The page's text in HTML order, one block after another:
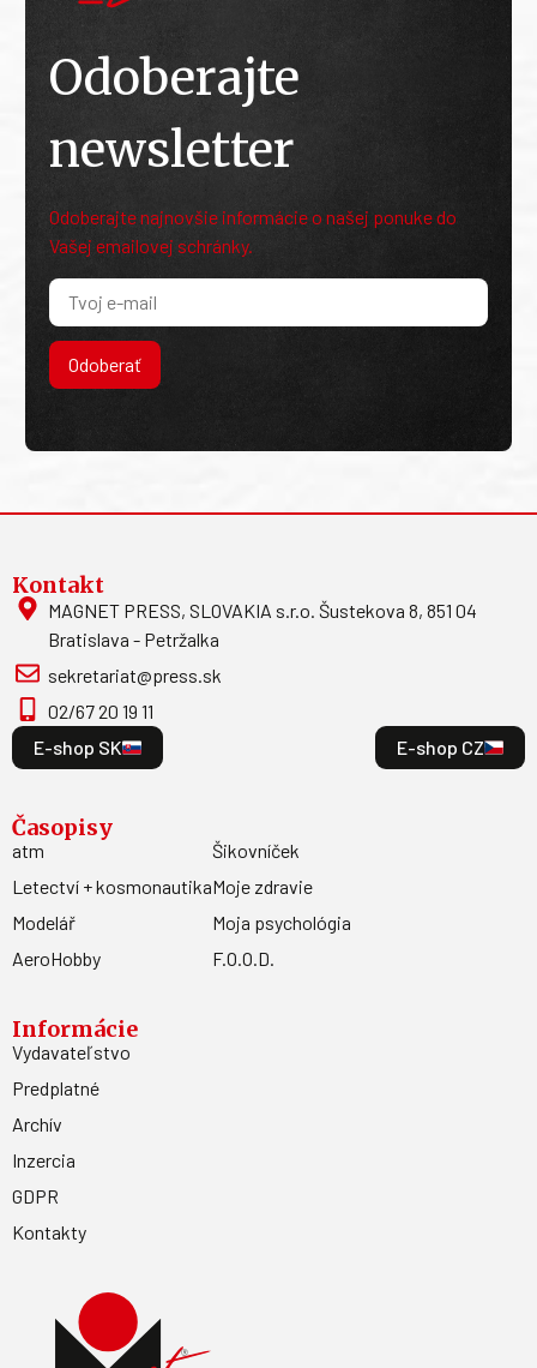
Odoberajte
newsletter
Odoberajte najnovšie informácie o našej ponuke do
Vašej emailovej schránky.
Odoberať
Kontakt
MAGNET PRESS, SLOVAKIA s.r.o. Šustekova 8, 851 04
Bratislava - Petržalka
sekretariat@press.sk
02/67 20 19 11
E-shop SK
E-shop CZ
Časopisy
atm
Letectví + kosmonautika
Modelář
AeroHobby
Šikovníček
Moje zdravie
Moja psychológia
F.O.O.D.
Informácie
Vydavateľstvo
Predplatné
Archív
Inzercia
GDPR
Kontakty